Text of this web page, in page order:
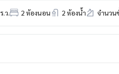
ว. 2 ห้องนอน 2 ห้องน้ำ จำนวน